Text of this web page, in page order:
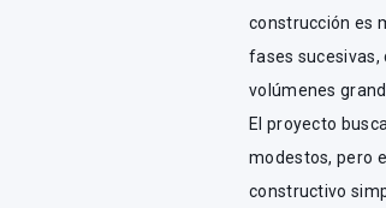
construcción es
fases sucesivas,
volúmenes
El proyecto
modestos, pero
constructivo